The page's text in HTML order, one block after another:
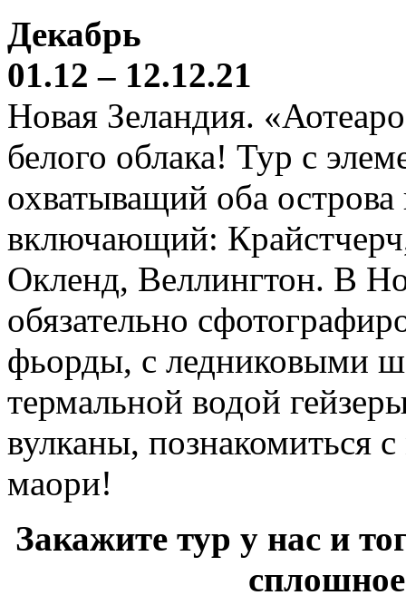
Декабрь
01.12 – 12.12.21
Новая Зеландия.
белого облака! Тур с
охватыващий оба
включающий:
Окленд, Веллингтон. В
обязательно
фьорды, с ледниковыми
термальной водой
вулканы, познакомиться
маори!
Закажите тур у нас и